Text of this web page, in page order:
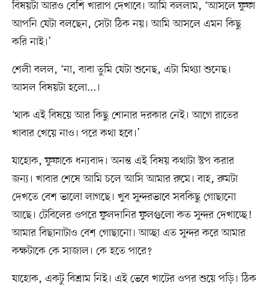
বিষয়টা আরও বেশি খারাপ দেখাবে। আমি বললাম, ‘আসলে ফুফা
আপনি যেটা বলছেন, সেটা ঠিক নয়। আমি আসলে এমন কিছু
করি নাই।’
শেলী বলল, ‘না, বাবা তুমি যেটা শুনেছ, এটা মিথ্যা শুনেছ।
আসল বিষয়টা হলো...।
‘থাক এই বিষয়ে আর কিছু শোনার দরকার নেই। আগে রাতের
খাবার খেয়ে নাও। পরে কথা হবে।’
যাহোক, ফুফাকে ধন্যবাদ। অনন্ত এই বিষয় কথাটা স্টপ করার
জন্য। খাবার শেষে আমি চলে আসি আমার রুমে। বাহ, রুমটা
দেখতে বেশ ভালো লাগছে। খুব সুন্দরভাবে সবকিছু গোছানো
আছে। টেবিলের ওপরে ফুলদানির ফুলগুলো কত সুন্দর দেখাচ্ছে!
আমার বিছানাটাও বেশ গোছানো। আচ্ছা এত সুন্দর করে আমার
কক্ষটাকে কে সাজাল। কে হতে পারে?
যাহোক, একটু বিশ্রাম নিই। এই ভেবে খাটের ওপর শুয়ে পড়ি। ঠিক